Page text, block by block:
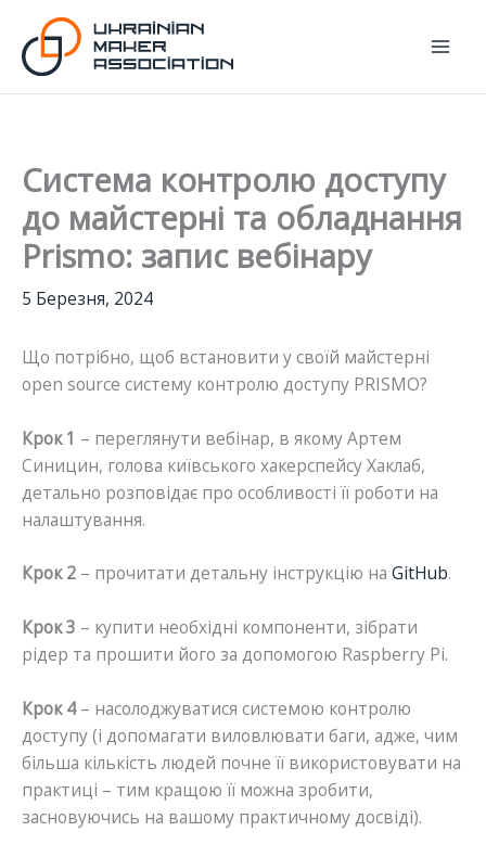
Перейти
вмісту
Система контролю доступу
до майстерні та обладнання
Prismo: запис вебінару
5 Березня, 2024
Що потрібно, щоб встановити у своїй майстерні
open source систему контролю доступу PRISMO?
Крок 1 – переглянути вебінар, в якому Артем
Синицин, голова київського хакерспейсу Хаклаб,
детально розповідає про особливості її роботи на
налаштування.
Крок 2 – прочитати детальну інструкцію на GitHub.
Крок 3 – купити необхідні компоненти, зібрати
рідер та прошити його за допомогою Raspberry Pi.
Крок 4– насолоджуватися системою контролю
доступу (і допомагати виловлювати баги, адже, чим
більша кількість людей почне її використовувати на
практиці – тим кращою її можна зробити,
засновуючись на вашому практичному досвіді).